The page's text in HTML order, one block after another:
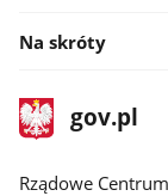
Na skróty
stopka
gov.plStrona
gov.pl
Rządowe